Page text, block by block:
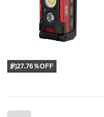
約27.76％OFF